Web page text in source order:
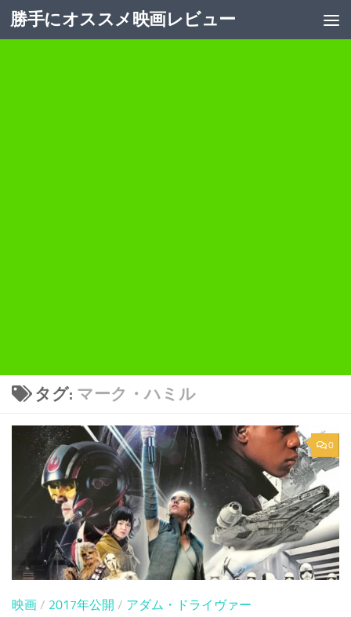
コンテンツへスキップ
勝手にオススメ映画レビュー
タグ: マーク・ハミル
0
映画 / 2017年公開 / アダム・ドライヴァー